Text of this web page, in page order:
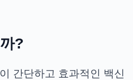
?
간단하고 효과적인 백신